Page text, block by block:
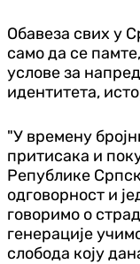
Обавеза свих у
само да се
услове за
идентитета,
"У времену
притисака и
Републике
одговорност и
говоримо о
генерације
слобода коју